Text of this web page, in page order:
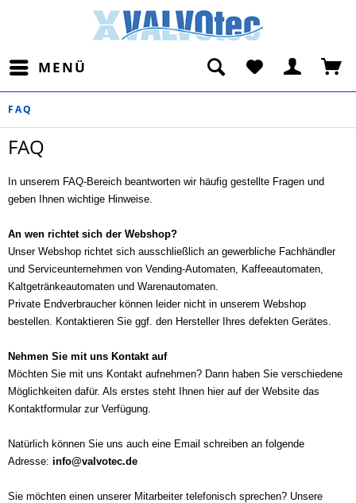
MENÜ
FAQ
FAQ
In unserem FAQ-Bereich beantworten wir häufig gestellte Fragen und
geben Ihnen wichtige Hinweise.
An wen richtet sich der Webshop?
Unser Webshop richtet sich ausschließlich an gewerbliche Fachhändler
und Serviceunternehmen von Vending-Automaten, Kaffeeautomaten,
Kaltgetränkeautomaten und Warenautomaten.
Private Endverbraucher können leider nicht in unserem Webshop
bestellen. Kontaktieren Sie ggf. den Hersteller Ihres defekten Gerätes.
Nehmen Sie mit uns Kontakt auf
Möchten Sie mit uns Kontakt aufnehmen? Dann haben Sie verschiedene
Möglichkeiten dafür. Als erstes steht Ihnen hier auf der Website das
Kontaktformularzur Verfügung.
Natürlich können Sie uns auch eine Email schreiben an folgende
Adresse: info@valvotec.de
Sie möchten einen unserer Mitarbeiter telefonisch sprechen? Unsere